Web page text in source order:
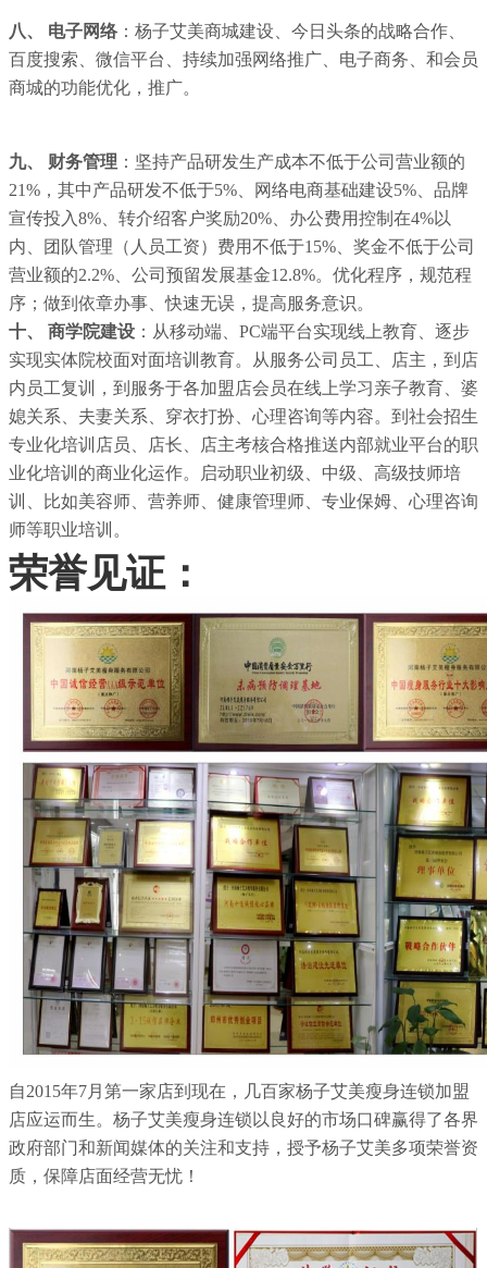
八、 电子网络：杨子艾美商城建设、今日头条的战略合作、
百度搜索、微信平台、持续加强网络推广、电子商务、和会员
商城的功能优化，推广。
九、 财务管理 ：坚持产品研发生产成本不低于公司营业额的
21%，其中产品研发不低于5%、网络电商基础建设5%、品牌
宣传投入8%、转介绍客户奖励20%、办公费用控制在4%以
内、团队管理（人员工资）费用不低于15%、奖金不低于公司
营业额的2.2%、公司预留发展基金12.8%。优化程序，规范程
序；做到依章办事、快速无误，提高服务意识。
十、 商学院建设 ：从移动端、PC端平台实现线上教育、逐步
实现实体院校面对面培训教育。从服务公司员工、店主，到店
内员工复训，到服务于各加盟店会员在线上学习亲子教育、婆
媳关系、夫妻关系、穿衣打扮、心理咨询等内容。到社会招生
专业化培训店员、店长、店主考核合格推送内部就业平台的职
业化培训的商业化运作。启动职业初级、中级、高级技师培
训、比如美容师、营养师、健康管理师、专业保姆、心理咨询
师等职业培训。
荣誉见证：
自2015年7月第一家店到现在，几百家杨子艾美瘦身连锁加盟
店应运而生。杨子艾美瘦身连锁以良好的市场口碑赢得了各界
政府部门和新闻媒体的关注和支持，授予杨子艾美多项荣誉资
质，保障店面经营无忧！